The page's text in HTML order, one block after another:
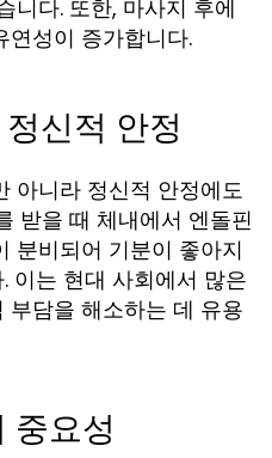
니다. 또한, 마사지 후에
연성이 증가합니다.
신적 안정
아니라 정신적 안정에도
받을 때 체내에서 엔돌핀
분비되어 기분이 좋아지
이는 현대 사회에서 많은
담을 해소하는 데 유용
중요성